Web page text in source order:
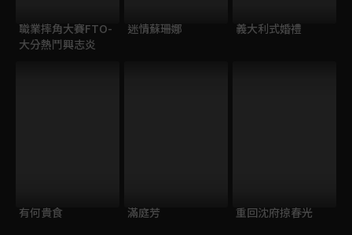
職業摔角大賽FTO-
大分熱鬥興志炎
迷情蘇珊娜 義大利式婚禮
有何貴食 滿庭芳 重回沈府掠春光